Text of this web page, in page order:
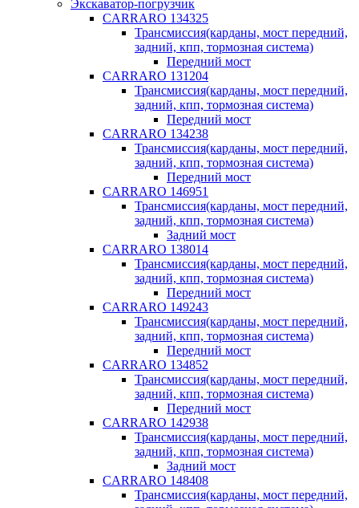
Экскаватор-погрузчик
CARRARO 134325
Трансмиссия(карданы, мост передний,
задний, кпп, тормозная система)
Передний мост
CARRARO 131204
Трансмиссия(карданы, мост передний,
задний, кпп, тормозная система)
Передний мост
CARRARO 134238
Трансмиссия(карданы, мост передний,
задний, кпп, тормозная система)
Передний мост
CARRARO 146951
Трансмиссия(карданы, мост передний,
задний, кпп, тормозная система)
Задний мост
CARRARO 138014
Трансмиссия(карданы, мост передний,
задний, кпп, тормозная система)
Передний мост
CARRARO 149243
Трансмиссия(карданы, мост передний,
задний, кпп, тормозная система)
Передний мост
CARRARO 134852
Трансмиссия(карданы, мост передний,
задний, кпп, тормозная система)
Передний мост
CARRARO 142938
Трансмиссия(карданы, мост передний,
задний, кпп, тормозная система)
Задний мост
CARRARO 148408
Трансмиссия(карданы, мост передний,